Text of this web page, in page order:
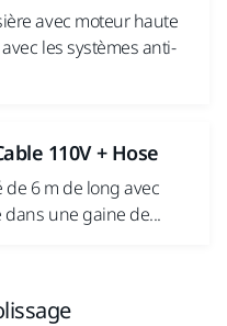
avec moteur haute
les systèmes anti-
110V + Hose
6 m de long avec
une gaine de...